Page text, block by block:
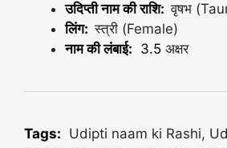
उदिप्ती नाम की राशि:वृषभ
लिंग:स्त्री (Female)
नाम की लंबाई: 3.5 अक्षर
Tags: Udipti naam ki Rashi,